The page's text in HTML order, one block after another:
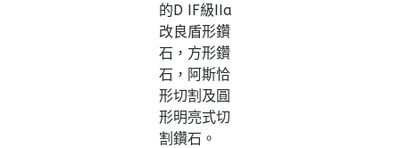
的D IF級IIa
改良盾形鑽
石，方形鑽
石，阿斯恰
形切割及圓
形明亮式切
割鑽石。